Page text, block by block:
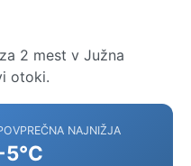
2 mest v Južna
otoki.
NAJNIŽJA
5°C